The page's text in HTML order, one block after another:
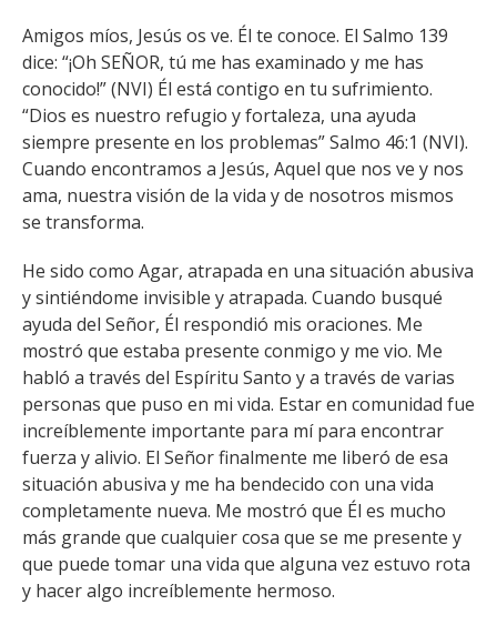
Amigos míos, Jesús os ve. Él te conoce. El Salmo 139
dice: “¡Oh SEÑOR, tú me has examinado y me has
conocido!” (NVI) Él está contigo en tu sufrimiento.
“Dios es nuestro refugio y fortaleza, una ayuda
siempre presente en los problemas” Salmo 46:1 (NVI).
Cuando encontramos a Jesús, Aquel que nos ve y nos
ama, nuestra visión de la vida y de nosotros mismos
se transforma.
He sido como Agar, atrapada en una situación abusiva
y sintiéndome invisible y atrapada. Cuando busqué
ayuda del Señor, Él respondió mis oraciones. Me
mostró que estaba presente conmigo y me vio. Me
habló a través del Espíritu Santo y a través de varias
personas que puso en mi vida. Estar en comunidad fue
increíblemente importante para mí para encontrar
fuerza y alivio. El Señor finalmente me liberó de esa
situación abusiva y me ha bendecido con una vida
completamente nueva. Me mostró que Él es mucho
más grande que cualquier cosa que se me presente y
que puede tomar una vida que alguna vez estuvo rota
y hacer algo increíblemente hermoso.